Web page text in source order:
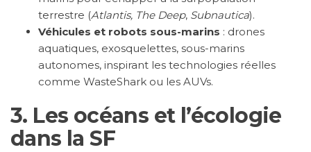
terrestre (Atlantis, The Deep, Subnautica).
Véhicules et robots sous-marins : drones
aquatiques, exosquelettes, sous-marins
autonomes, inspirant les technologies réelles
comme WasteShark ou les AUVs.
3. Les océans et l’écologie
dans la SF